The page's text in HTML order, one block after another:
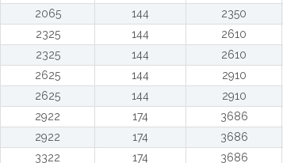
2065 144 2350
2325 144 2610
2325 144 2610
2625 144 2910
2625 144 2910
2922 174 3686
2922 174 3686
3322 174 3686